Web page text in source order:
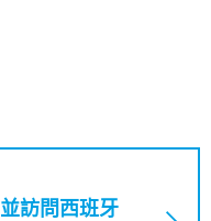
訪問西班牙